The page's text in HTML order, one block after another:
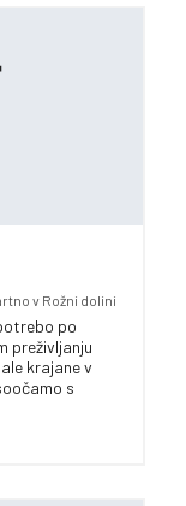
v Rožni dolini
po
preživljanju
krajane v
s